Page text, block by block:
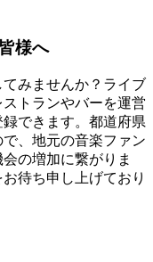
様へ
みませんか？ライブ
トランやバーを運営
できます。都道府県
、地元の音楽ファン
の増加に繋がりま
待ち申し上げており